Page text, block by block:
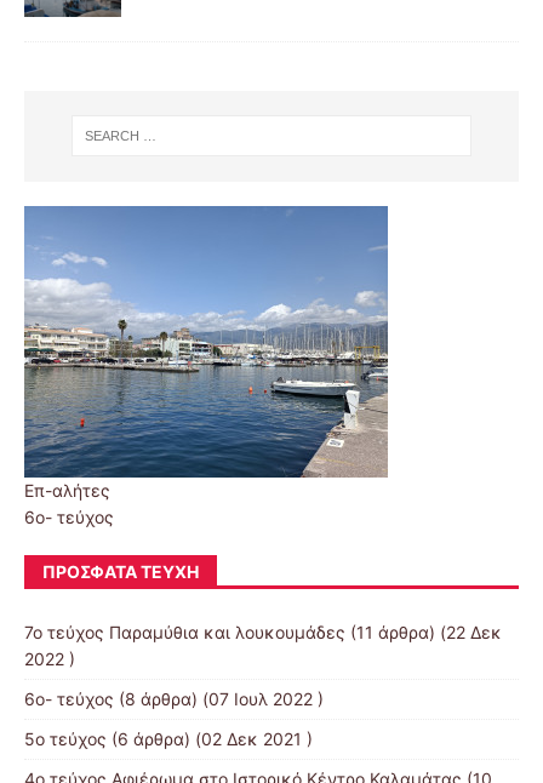
Επ-αλήτες
6ο- τεύχος
ΠΡΌΣΦΑΤΑ ΤΕΎΧΗ
7ο τεύχος Παραμύθια και λουκουμάδες (11 άρθρα) (22 Δεκ
2022 )
6ο- τεύχος (8 άρθρα) (07 Ιουλ 2022 )
5ο τεύχος (6 άρθρα) (02 Δεκ 2021 )
4ο τεύχος Αφιέρωμα στο Ιστορικό Κέντρο Καλαμάτας (10